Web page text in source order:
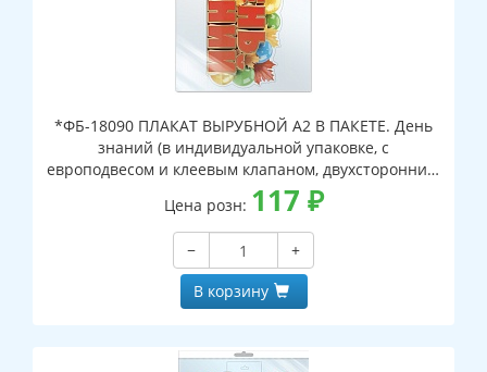
*ФБ-18090 ПЛАКАТ ВЫРУБНОЙ А2 В ПАКЕТЕ. День
знаний (в индивидуальной упаковке, с
европодвесом и клеевым клапаном, двухсторонний,
ВД-лак)
Цена розн: 117 ₽
−
+
В корзину